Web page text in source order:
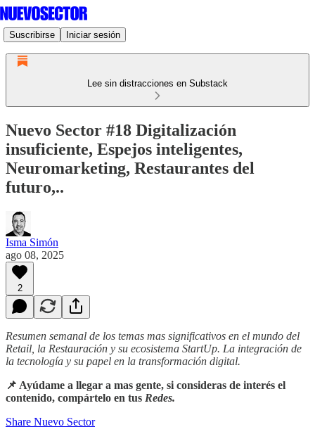
Suscribirse Iniciar sesión
Lee sin distracciones en Substack
Nuevo Sector #18 Digitalización
insuficiente, Espejos inteligentes,
Neuromarketing, Restaurantes del
futuro,..
Isma Simón
ago 08, 2025
2
Resumen semanal de los temas mas significativos en el mundo del
Retail, la Restauración y su ecosistema StartUp. La integración de
la tecnología y su papel en la transformación digital.
📌 Ayúdame a llegar a mas gente, si consideras de interés el
contenido, compártelo en tus Redes.
Share Nuevo Sector